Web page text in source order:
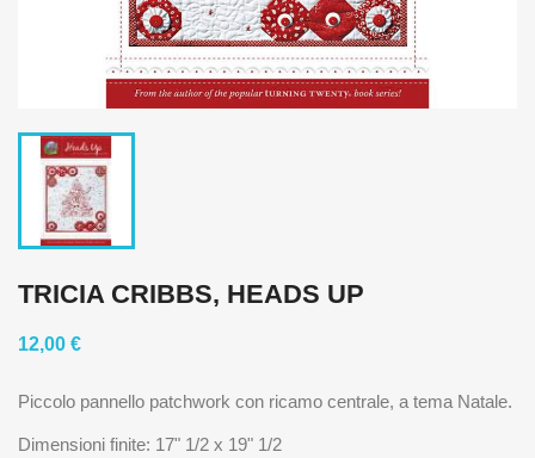
TRICIA CRIBBS, HEADS UP
12,00 €
Piccolo pannello patchwork con ricamo centrale, a tema Natale.
Dimensioni finite: 17" 1/2 x 19" 1/2